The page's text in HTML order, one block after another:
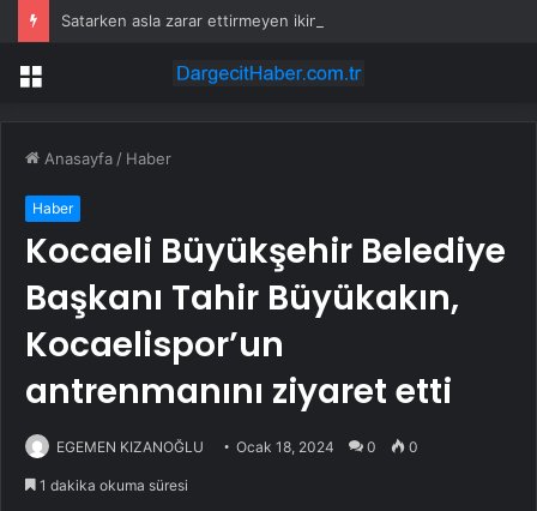
Satarken asla zarar ettirmeyen ikinci el araçlar
Menü
Anasayfa / Haber
Haber
Kocaeli Büyükşehir Belediye
Başkanı Tahir Büyükakın,
Kocaelispor’un
antrenmanını ziyaret etti
EGEMEN KIZANOĞLU Ocak 18, 2024 0 0
1 dakika okuma süresi